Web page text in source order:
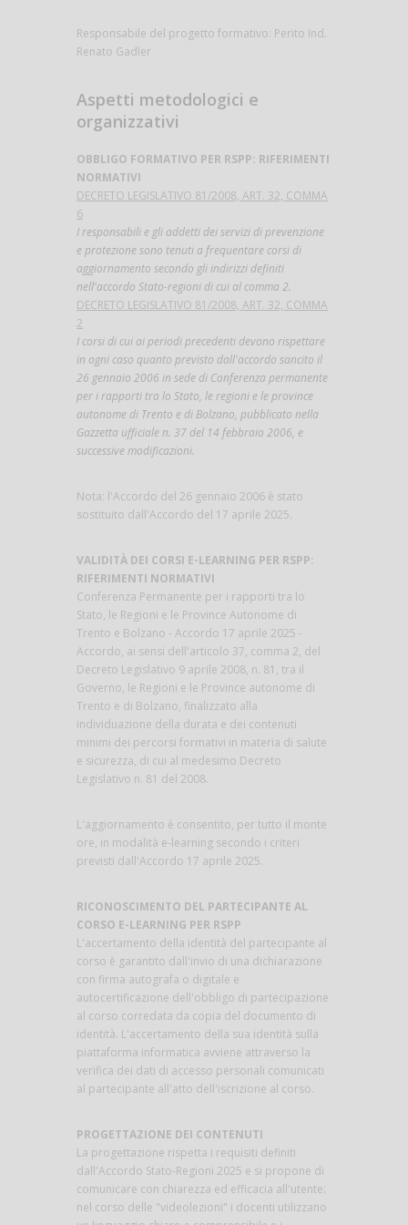
Responsabile del progetto formativo: Perito Ind.
Renato Gadler
Aspetti metodologici e
organizzativi
OBBLIGO FORMATIVO PER RSPP: RIFERIMENTI
NORMATIVI
DECRETO LEGISLATIVO 81/2008, ART. 32, COMMA
6
I responsabili e gli addetti dei servizi di prevenzione
e protezione sono tenuti a frequentare corsi di
aggiornamento secondo gli indirizzi definiti
nell'accordo Stato-regioni di cui al comma 2.
DECRETO LEGISLATIVO 81/2008, ART. 32, COMMA
2
I corsi di cui ai periodi precedenti devono rispettare
in ogni caso quanto previsto dall'accordo sancito il
26 gennaio 2006 in sede di Conferenza permanente
per i rapporti tra lo Stato, le regioni e le province
autonome di Trento e di Bolzano, pubblicato nella
Gazzetta ufficiale n. 37 del 14 febbraio 2006, e
successive modificazioni.
Nota: l'Accordo del 26 gennaio 2006 è stato
sostituito dall'Accordo del 17 aprile 2025.
VALIDITÀ DEI CORSI E-LEARNING PER RSPP:
RIFERIMENTI NORMATIVI
Conferenza Permanente per i rapporti tra lo
Stato, le Regioni e le Province Autonome di
Trento e Bolzano - Accordo 17 aprile 2025 -
Accordo, ai sensi dell'articolo 37, comma 2, del
Decreto Legislativo 9 aprile 2008, n. 81, tra il
Governo, le Regioni e le Province autonome di
Trento e di Bolzano, finalizzato alla
individuazione della durata e dei contenuti
minimi dei percorsi formativi in materia di salute
e sicurezza, di cui al medesimo Decreto
Legislativo n. 81 del 2008.
L'aggiornamento è consentito, per tutto il monte
ore, in modalità e-learning secondo i criteri
previsti dall'Accordo 17 aprile 2025.
RICONOSCIMENTO DEL PARTECIPANTE AL
CORSO E-LEARNING PER RSPP
L'accertamento della identità del partecipante al
corso è garantito dall'invio di una dichiarazione
con firma autografa o digitale e
autocertificazione dell'obbligo di partecipazione
al corso corredata da copia del documento di
identità. L'accertamento della sua identità sulla
piattaforma informatica avviene attraverso la
verifica dei dati di accesso personali comunicati
al partecipante all'atto dell'iscrizione al corso.
PROGETTAZIONE DEI CONTENUTI
La progettazione rispetta i requisiti definiti
dall'Accordo Stato-Regioni 2025 e si propone di
comunicare con chiarezza ed efficacia all'utente:
nel corso delle "videolezioni" i docenti utilizzano